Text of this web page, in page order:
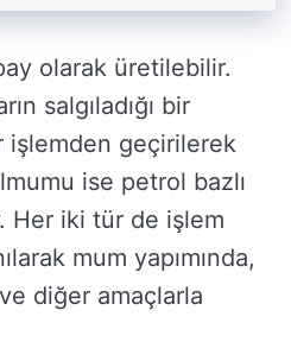
olarak üretilebilir.
salgıladığı bir
işlemden geçirilerek
ise petrol bazlı
Her iki tür de işlem
mum yapımında,
diğer amaçlarla